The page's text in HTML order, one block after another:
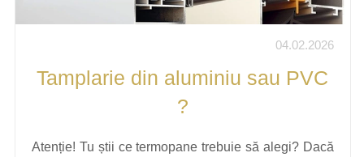
04.02.2026
Tamplarie din aluminiu sau PVC
?
Atenție! Tu știi ce termopane trebuie să alegi? Dacă